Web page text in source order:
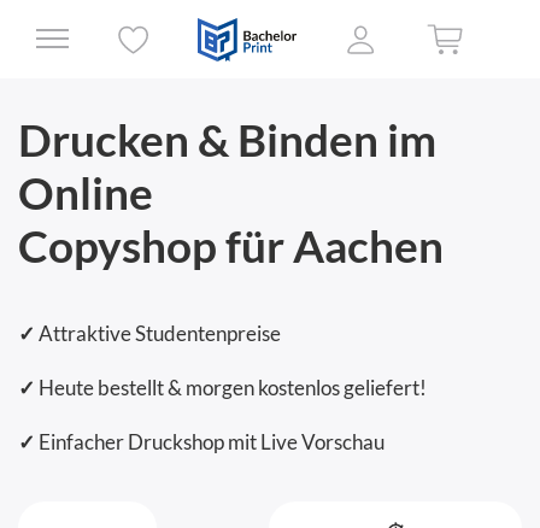
Drucken & Binden im
Online
Copyshop für Aachen
✓ Attraktive Studentenpreise
✓ Heute bestellt & morgen kostenlos geliefert!
✓ Einfacher Druckshop mit Live Vorschau